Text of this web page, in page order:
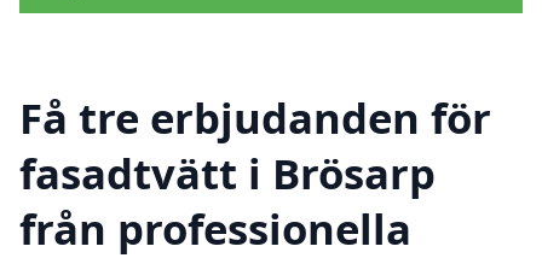
Få tre erbjudanden för
fasadtvätt i Brösarp
från professionella